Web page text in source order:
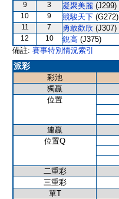
9
3 凝聚美麗 (J299)
10
9 競駿天下 (G272)
11
7 勇敢歡欣 (J307)
12
10 銳高 (J375)
備註: 賽事特別情況索引
派彩
彩池
獨贏
位置
連贏
位置Q
二重彩
三重彩
單T